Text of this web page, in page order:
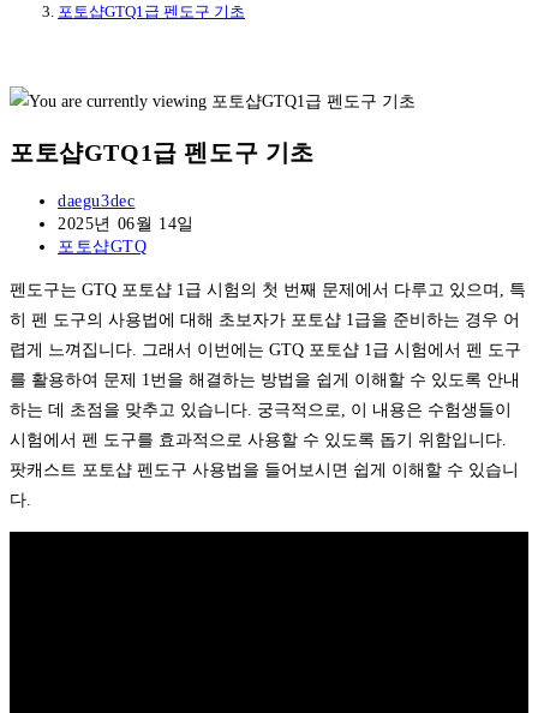
포토샵GTQ1급 펜도구 기초
포토샵GTQ1급 펜도구 기초
Post
author:
daegu3dec
Post
published:
2025년 06월 14일
Post
포토샵GTQ
펜도구는 GTQ 포토샵 1급 시험의 첫 번째 문제에서 다루고 있으며, 특
히 펜 도구의 사용법에 대해 초보자가 포토샵 1급을 준비하는 경우 어
렵게 느껴집니다. 그래서 이번에는 GTQ 포토샵 1급 시험에서 펜 도구
를 활용하여 문제 1번을 해결하는 방법을 쉽게 이해할 수 있도록 안내
하는 데 초점을 맞추고 있습니다. 궁극적으로, 이 내용은 수험생들이
시험에서 펜 도구를 효과적으로 사용할 수 있도록 돕기 위함입니다.
팟캐스트 포토샵 펜도구 사용법을 들어보시면 쉽게 이해할 수 있습니
다.